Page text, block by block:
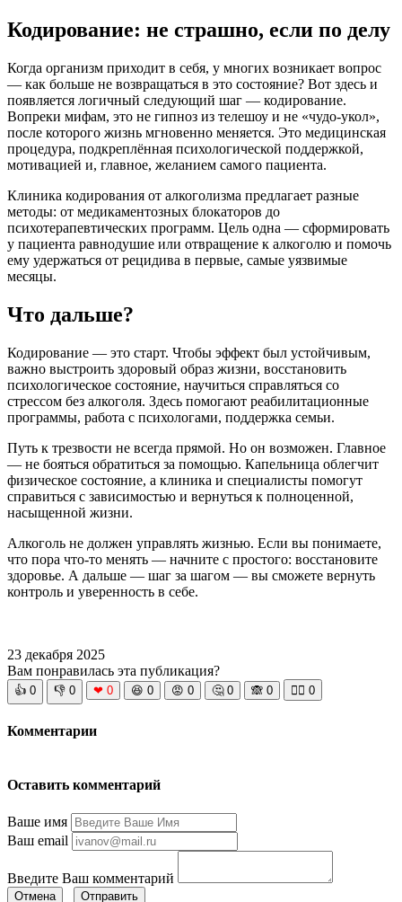
Кодирование: не страшно, если по делу
Когда организм приходит в себя, у многих возникает вопрос
— как больше не возвращаться в это состояние? Вот здесь и
появляется логичный следующий шаг — кодирование.
Вопреки мифам, это не гипноз из телешоу и не «чудо-укол»,
после которого жизнь мгновенно меняется. Это медицинская
процедура, подкреплённая психологической поддержкой,
мотивацией и, главное, желанием самого пациента.
Клиника кодирования от алкоголизма предлагает разные
методы: от медикаментозных блокаторов до
психотерапевтических программ. Цель одна — сформировать
у пациента равнодушие или отвращение к алкоголю и помочь
ему удержаться от рецидива в первые, самые уязвимые
месяцы.
Что дальше?
Кодирование — это старт. Чтобы эффект был устойчивым,
важно выстроить здоровый образ жизни, восстановить
психологическое состояние, научиться справляться со
стрессом без алкоголя. Здесь помогают реабилитационные
программы, работа с психологами, поддержка семьи.
Путь к трезвости не всегда прямой. Но он возможен. Главное
— не бояться обратиться за помощью. Капельница облегчит
физическое состояние, а клиника и специалисты помогут
справиться с зависимостью и вернуться к полноценной,
насыщенной жизни.
Алкоголь не должен управлять жизнью. Если вы понимаете,
что пора что-то менять — начните с простого: восстановите
здоровье. А дальше — шаг за шагом — вы сможете вернуть
контроль и уверенность в себе.
23 декабря 2025
Вам понравилась эта публикация?
👍 0 👎 0 ❤ 0 😆 0 😡 0 🤔 0 🙈 0 🧘‍♀️ 0
Комментарии
Оставить комментарий
Ваше имя
Ваш email
Введите Ваш комментарий
Отмена Отправить